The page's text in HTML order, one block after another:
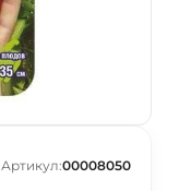
Артикул:00008050